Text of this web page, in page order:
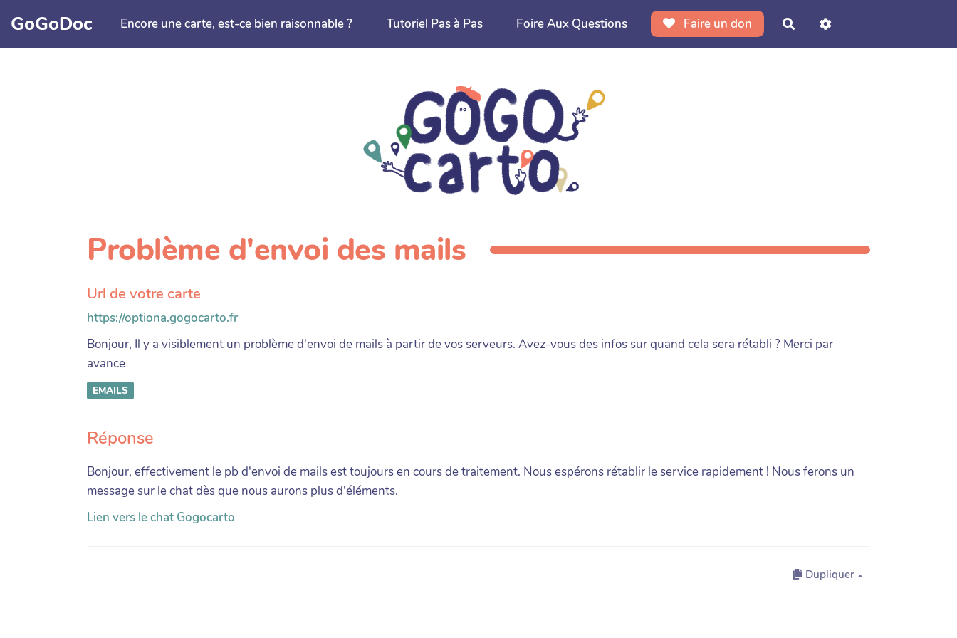
Aller au contenu principal
GoGoDoc Encore une carte, est-ce bien raisonnable ? Tutoriel Pas à Pas Foire Aux Questions Faire un don Rechercher
Problème d'envoi des mails
Url de votre carte
https://optiona.gogocarto.fr
Bonjour, Il y a visiblement un problème d'envoi de mails à partir de vos serveurs. Avez-vous des infos sur quand cela sera rétabli ? Merci par
avance
EMAILS
Réponse
Bonjour, effectivement le pb d'envoi de mails est toujours en cours de traitement. Nous espérons rétablir le service rapidement ! Nous ferons un
message sur le chat dès que nous aurons plus d'éléments.
Lien vers le chat Gogocarto
Dupliquer